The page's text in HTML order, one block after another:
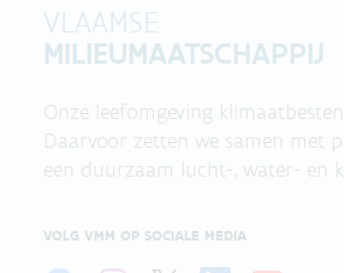
VLAAMSE
MILIEUMAATSCHAPPIJ
Onze leefomgeving
Daarvoor zetten we samen met
een duurzaam lucht-, water- en
VOLG VMM OP SOCIALE MEDIA